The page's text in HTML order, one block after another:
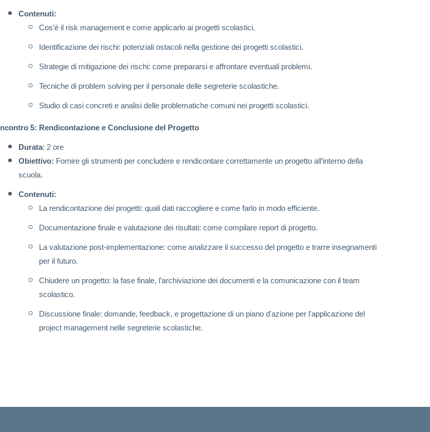
Contenuti:
Cos’è il risk management e come applicarlo ai progetti scolastici.
Identificazione dei rischi: potenziali ostacoli nella gestione dei progetti scolastici.
Strategie di mitigazione dei rischi: come prepararsi e affrontare eventuali problemi.
Tecniche di problem solving per il personale delle segreterie scolastiche.
Studio di casi concreti e analisi delle problematiche comuni nei progetti scolastici.
Incontro 5: Rendicontazione e Conclusione del Progetto
Durata: 2 ore
Obiettivo: Fornire gli strumenti per concludere e rendicontare correttamente un progetto all’interno della
scuola.
Contenuti:
La rendicontazione dei progetti: quali dati raccogliere e come farlo in modo efficiente.
Documentazione finale e valutazione dei risultati: come compilare report di progetto.
La valutazione post-implementazione: come analizzare il successo del progetto e trarre insegnamenti
per il futuro.
Chiudere un progetto: la fase finale, l’archiviazione dei documenti e la comunicazione con il team
scolastico.
Discussione finale: domande, feedback, e progettazione di un piano d'azione per l'applicazione del
project management nelle segreterie scolastiche.